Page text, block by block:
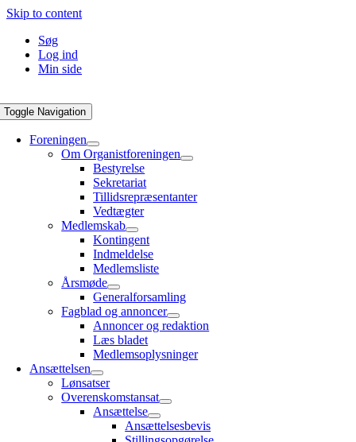
Skip to content
Søg
Log ind
Min side
Toggle Navigation
Foreningen
Om Organistforeningen
Bestyrelse
Sekretariat
Tillidsrepræsentanter
Vedtægter
Medlemskab
Kontingent
Indmeldelse
Medlemsliste
Årsmøde
Generalforsamling
Fagblad og annoncer
Annoncer og redaktion
Læs bladet
Medlemsoplysninger
Ansættelsen
Lønsatser
Overenskomstansat
Ansættelse
Ansættelsesbevis